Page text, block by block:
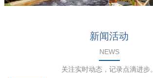
新闻活动
NEWS
关注实时动态，记录点滴进步。